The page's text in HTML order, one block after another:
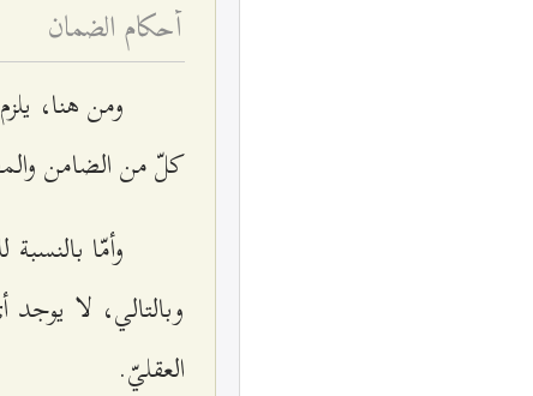
أحكام الضمان
ومن هنا،
كلّ من الضامن
وأمّا
وبالتالي، لا
العقليّ.